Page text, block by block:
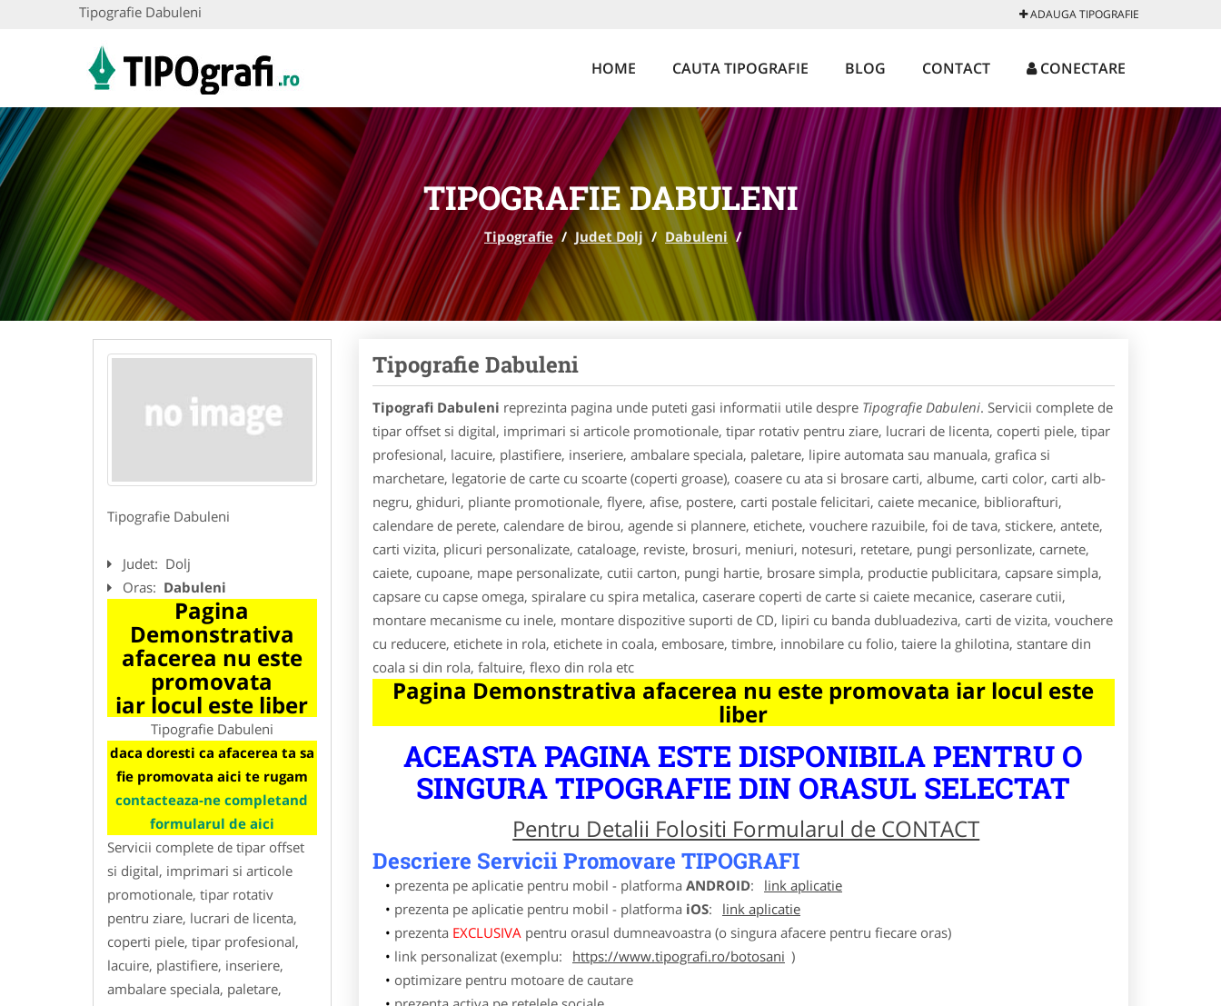
Tipografie Dabuleni ADAUGA TIPOGRAFIE
HOME CAUTA TIPOGRAFIE BLOG CONTACT CONECTARE
TIPOGRAFIE DABULENI
Tipografie / Judet Dolj / Dabuleni /
Tipografie Dabuleni
Judet: Dolj
Oras: Dabuleni
Pagina
Demonstrativa
afacerea nu este
promovata
iar locul este liber
Tipografie Dabuleni
daca doresti ca afacerea ta sa
fie promovata aici te rugam
contacteaza-ne completand
formularul de aici
Servicii complete de tipar offset
si digital, imprimari si articole
promotionale, tipar rotativ
pentru ziare, lucrari de licenta,
coperti piele, tipar profesional,
lacuire, plastifiere, inseriere,
ambalare speciala, paletare,
Tipografie Dabuleni
Tipografi Dabuleni reprezinta pagina unde puteti gasi informatii utile despre Tipografie Dabuleni. Servicii complete de
tipar offset si digital, imprimari si articole promotionale, tipar rotativ pentru ziare, lucrari de licenta, coperti piele, tipar
profesional, lacuire, plastifiere, inseriere, ambalare speciala, paletare, lipire automata sau manuala, grafica si
marchetare, legatorie de carte cu scoarte (coperti groase), coasere cu ata si brosare carti, albume, carti color, carti alb-
negru, ghiduri, pliante promotionale, flyere, afise, postere, carti postale felicitari, caiete mecanice, bibliorafturi,
calendare de perete, calendare de birou, agende si plannere, etichete, vouchere razuibile, foi de tava, stickere, antete,
carti vizita, plicuri personalizate, cataloage, reviste, brosuri, meniuri, notesuri, retetare, pungi personlizate, carnete,
caiete, cupoane, mape personalizate, cutii carton, pungi hartie, brosare simpla, productie publicitara, capsare simpla,
capsare cu capse omega, spiralare cu spira metalica, caserare coperti de carte si caiete mecanice, caserare cutii,
montare mecanisme cu inele, montare dispozitive suporti de CD, lipiri cu banda dubluadeziva, carti de vizita, vouchere
cu reducere, etichete in rola, etichete in coala, embosare, timbre, innobilare cu folio, taiere la ghilotina, stantare din
coala si din rola, faltuire, flexo din rola etc
Pagina Demonstrativa afacerea nu este promovata iar locul este
liber
ACEASTA PAGINA ESTE DISPONIBILA PENTRU O
SINGURA TIPOGRAFIE DIN ORASUL SELECTAT
Pentru Detalii Folositi Formularul de CONTACT
Descriere Servicii Promovare TIPOGRAFI
prezenta pe aplicatie pentru mobil - platforma ANDROID:
link aplicatie
prezenta pe aplicatie pentru mobil - platforma iOS:
link aplicatie
prezenta EXCLUSIVA pentru orasul dumneavoastra (o singura afacere pentru fiecare oras)
link personalizat (exemplu:
https://www.tipografi.ro/botosani )
optimizare pentru motoare de cautare